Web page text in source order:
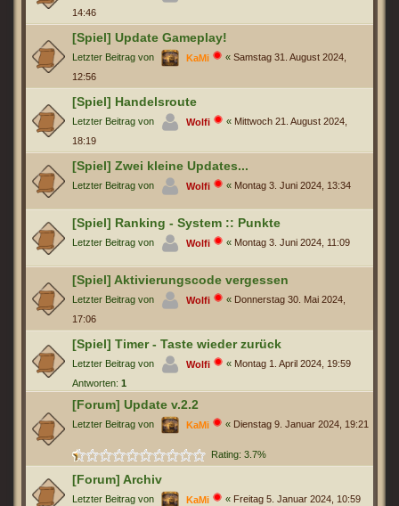
14:46
[Spiel] Update Gameplay!
Letzter Beitrag von KaMi « Samstag 31. August 2024,
12:56
[Spiel] Handelsroute
Letzter Beitrag von Wolfi « Mittwoch 21. August 2024,
18:19
[Spiel] Zwei kleine Updates...
Letzter Beitrag von Wolfi « Montag 3. Juni 2024, 13:34
[Spiel] Ranking - System :: Punkte
Letzter Beitrag von Wolfi « Montag 3. Juni 2024, 11:09
[Spiel] Aktivierungscode vergessen
Letzter Beitrag von Wolfi « Donnerstag 30. Mai 2024,
17:06
[Spiel] Timer - Taste wieder zurück
Letzter Beitrag von Wolfi « Montag 1. April 2024, 19:59
Antworten: 1
[Forum] Update v.2.2
Letzter Beitrag von KaMi « Dienstag 9. Januar 2024, 19:21
Rating: 3.7%
[Forum] Archiv
Letzter Beitrag von KaMi « Freitag 5. Januar 2024, 10:59